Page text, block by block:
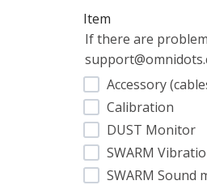
Item
If there are
Accessory
Calibration
DUST Monitor
SWARM
SWARM Sound